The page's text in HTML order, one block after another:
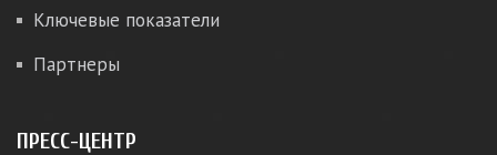
Ключевые показатели
Партнеры
ПРЕСС-ЦЕНТР